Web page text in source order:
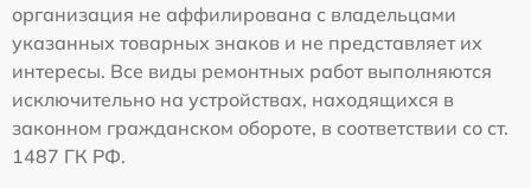
организация не аффилирована с владельцами
указанных товарных знаков и не представляет их
интересы. Все виды ремонтных работ выполняются
исключительно на устройствах, находящихся в
законном гражданском обороте, в соответствии со ст.
1487 ГК РФ.